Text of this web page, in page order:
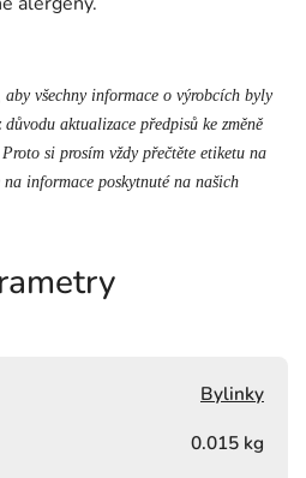
aby všechny informace o výrobcích byly
aktualizace předpisů ke změně
si prosím vždy přečtěte etiketu na
na informace poskytnuté na našich
Bylinky
0.015 kg